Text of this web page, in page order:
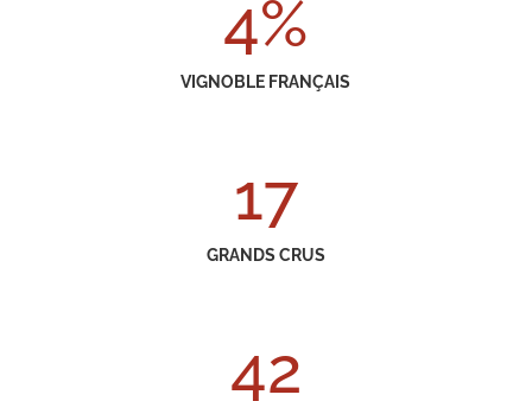
4%
VIGNOBLE FRANÇAIS
17
GRANDS CRUS
42